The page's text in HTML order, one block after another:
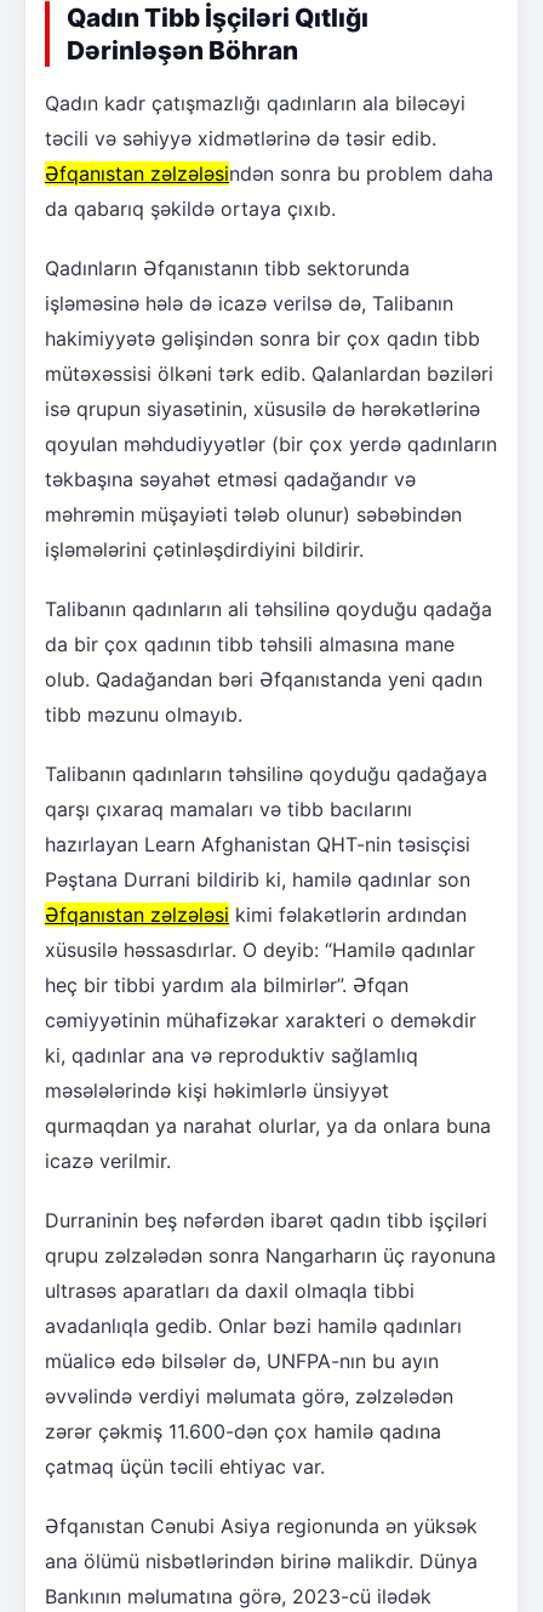
Qadın Tibb İşçiləri Qıtlığı
Dərinləşən Böhran
Qadın kadr çatışmazlığı qadınların ala biləcəyi
təcili və səhiyyə xidmətlərinə də təsir edib.
Əfqanıstan zəlzələsindən sonra bu problem daha
da qabarıq şəkildə ortaya çıxıb.
Qadınların Əfqanıstanın tibb sektorunda
işləməsinə hələ də icazə verilsə də, Talibanın
hakimiyyətə gəlişindən sonra bir çox qadın tibb
mütəxəssisi ölkəni tərk edib. Qalanlardan bəziləri
isə qrupun siyasətinin, xüsusilə də hərəkətlərinə
qoyulan məhdudiyyətlər (bir çox yerdə qadınların
təkbaşına səyahət etməsi qadağandır və
məhrəmin müşayiəti tələb olunur) səbəbindən
işləmələrini çətinləşdirdiyini bildirir.
Talibanın qadınların ali təhsilinə qoyduğu qadağa
da bir çox qadının tibb təhsili almasına mane
olub. Qadağandan bəri Əfqanıstanda yeni qadın
tibb məzunu olmayıb.
Talibanın qadınların təhsilinə qoyduğu qadağaya
qarşı çıxaraq mamaları və tibb bacılarını
hazırlayan Learn Afghanistan QHT-nin təsisçisi
Pəştana Durrani bildirib ki, hamilə qadınlar son
Əfqanıstan zəlzələsi kimi fəlakətlərin ardından
xüsusilə həssasdırlar. O deyib: “Hamilə qadınlar
heç bir tibbi yardım ala bilmirlər”. Əfqan
cəmiyyətinin mühafizəkar xarakteri o deməkdir
ki, qadınlar ana və reproduktiv sağlamlıq
məsələlərində kişi həkimlərlə ünsiyyət
qurmaqdan ya narahat olurlar, ya da onlara buna
icazə verilmir.
Durraninin beş nəfərdən ibarət qadın tibb işçiləri
qrupu zəlzələdən sonra Nangarharın üç rayonuna
ultrasəs aparatları da daxil olmaqla tibbi
avadanlıqla gedib. Onlar bəzi hamilə qadınları
müalicə edə bilsələr də, UNFPA-nın bu ayın
əvvəlində verdiyi məlumata görə, zəlzələdən
zərər çəkmiş 11.600-dən çox hamilə qadına
çatmaq üçün təcili ehtiyac var.
Əfqanıstan Cənubi Asiya regionunda ən yüksək
ana ölümü nisbətlərindən birinə malikdir. Dünya
Bankının məlumatına görə, 2023-cü ilədək